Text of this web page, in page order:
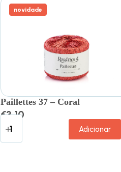
novidade
Paillettes 37 – Coral
€3.10
Adicionar